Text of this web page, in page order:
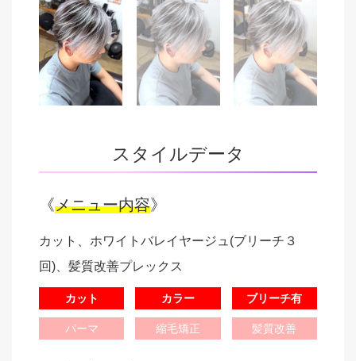
スタイルデータ
《メニュー内容》
カット、ホワイトバレイヤージュ(ブリーチ３
回)、髪質改善プレックス
カット カラー ブリーチ有
パーマ 縮毛矯正 髪質改善